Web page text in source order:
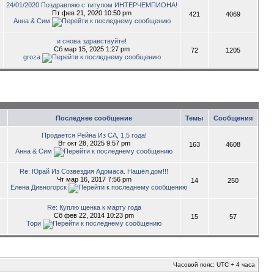
24/01/2020 Поздравляю с титулом ИНТЕРЧЕМПИОНА!
Пт фев 21, 2020 10:50 pm
Анна & Сим
421 4069
и снова здравствуйте!
Сб мар 15, 2025 1:27 pm
groza
72 1205
Последнее сообщение Темы Сообщения
Продается Рейна Из СА, 1,5 года!
Вт окт 28, 2025 9:57 pm
Анна & Сим
163 4608
Re: Юрай Из Созвездия Адомаса. Нашёл дом!!!
Чт мар 16, 2017 7:56 pm
Елена Дивногорск
14 250
Re: Куплю щенка к марту года
Сб фев 22, 2014 10:23 pm
Тори
15 57
Часовой пояс: UTC + 4 часа